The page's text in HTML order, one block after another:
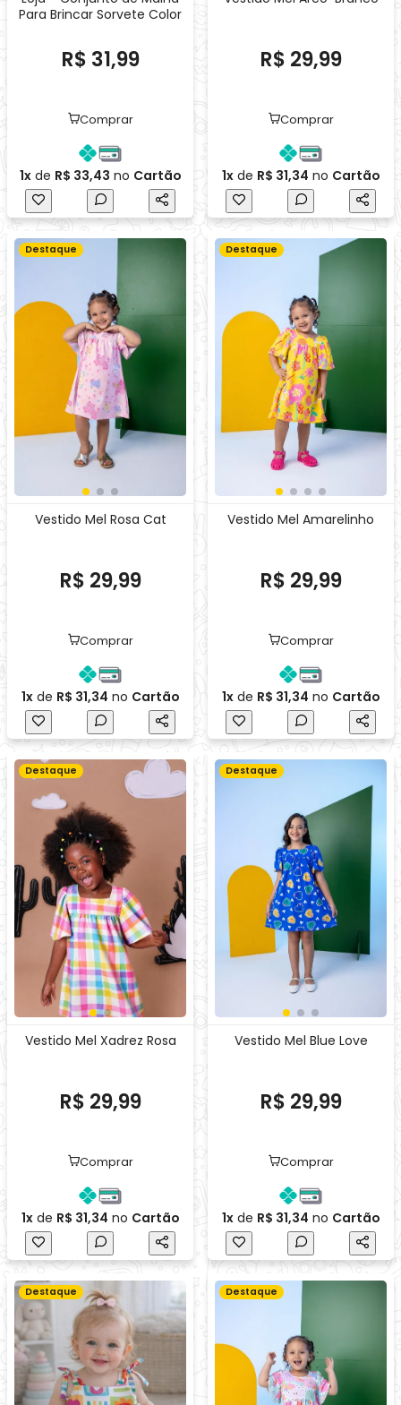
Destaque
Vestido Mel Rosa Cat
R$ 29,99
Comprar
1xdeR$ 31,34noCartão
Destaque
Vestido Mel Amarelinho
R$ 29,99
Comprar
1xdeR$ 31,34noCartão
Destaque
Vestido Mel Xadrez Rosa
R$ 29,99
Comprar
1xdeR$ 31,34noCartão
Destaque
Vestido Mel Blue Love
R$ 29,99
Comprar
1xdeR$ 31,34noCartão
Destaque
Vestido Baby Liz com
Calcinha - Estampas
Variadas
Destaque
Conjunto de Malha Para
Brincar Arco-Branco